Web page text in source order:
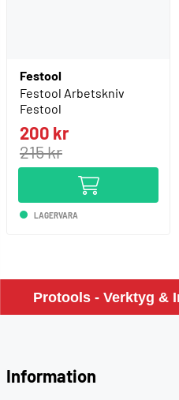
Festool
Festool Arbetskniv
Festool
200 kr
215 kr
LAGERVARA
Protools - Verktyg &
Information